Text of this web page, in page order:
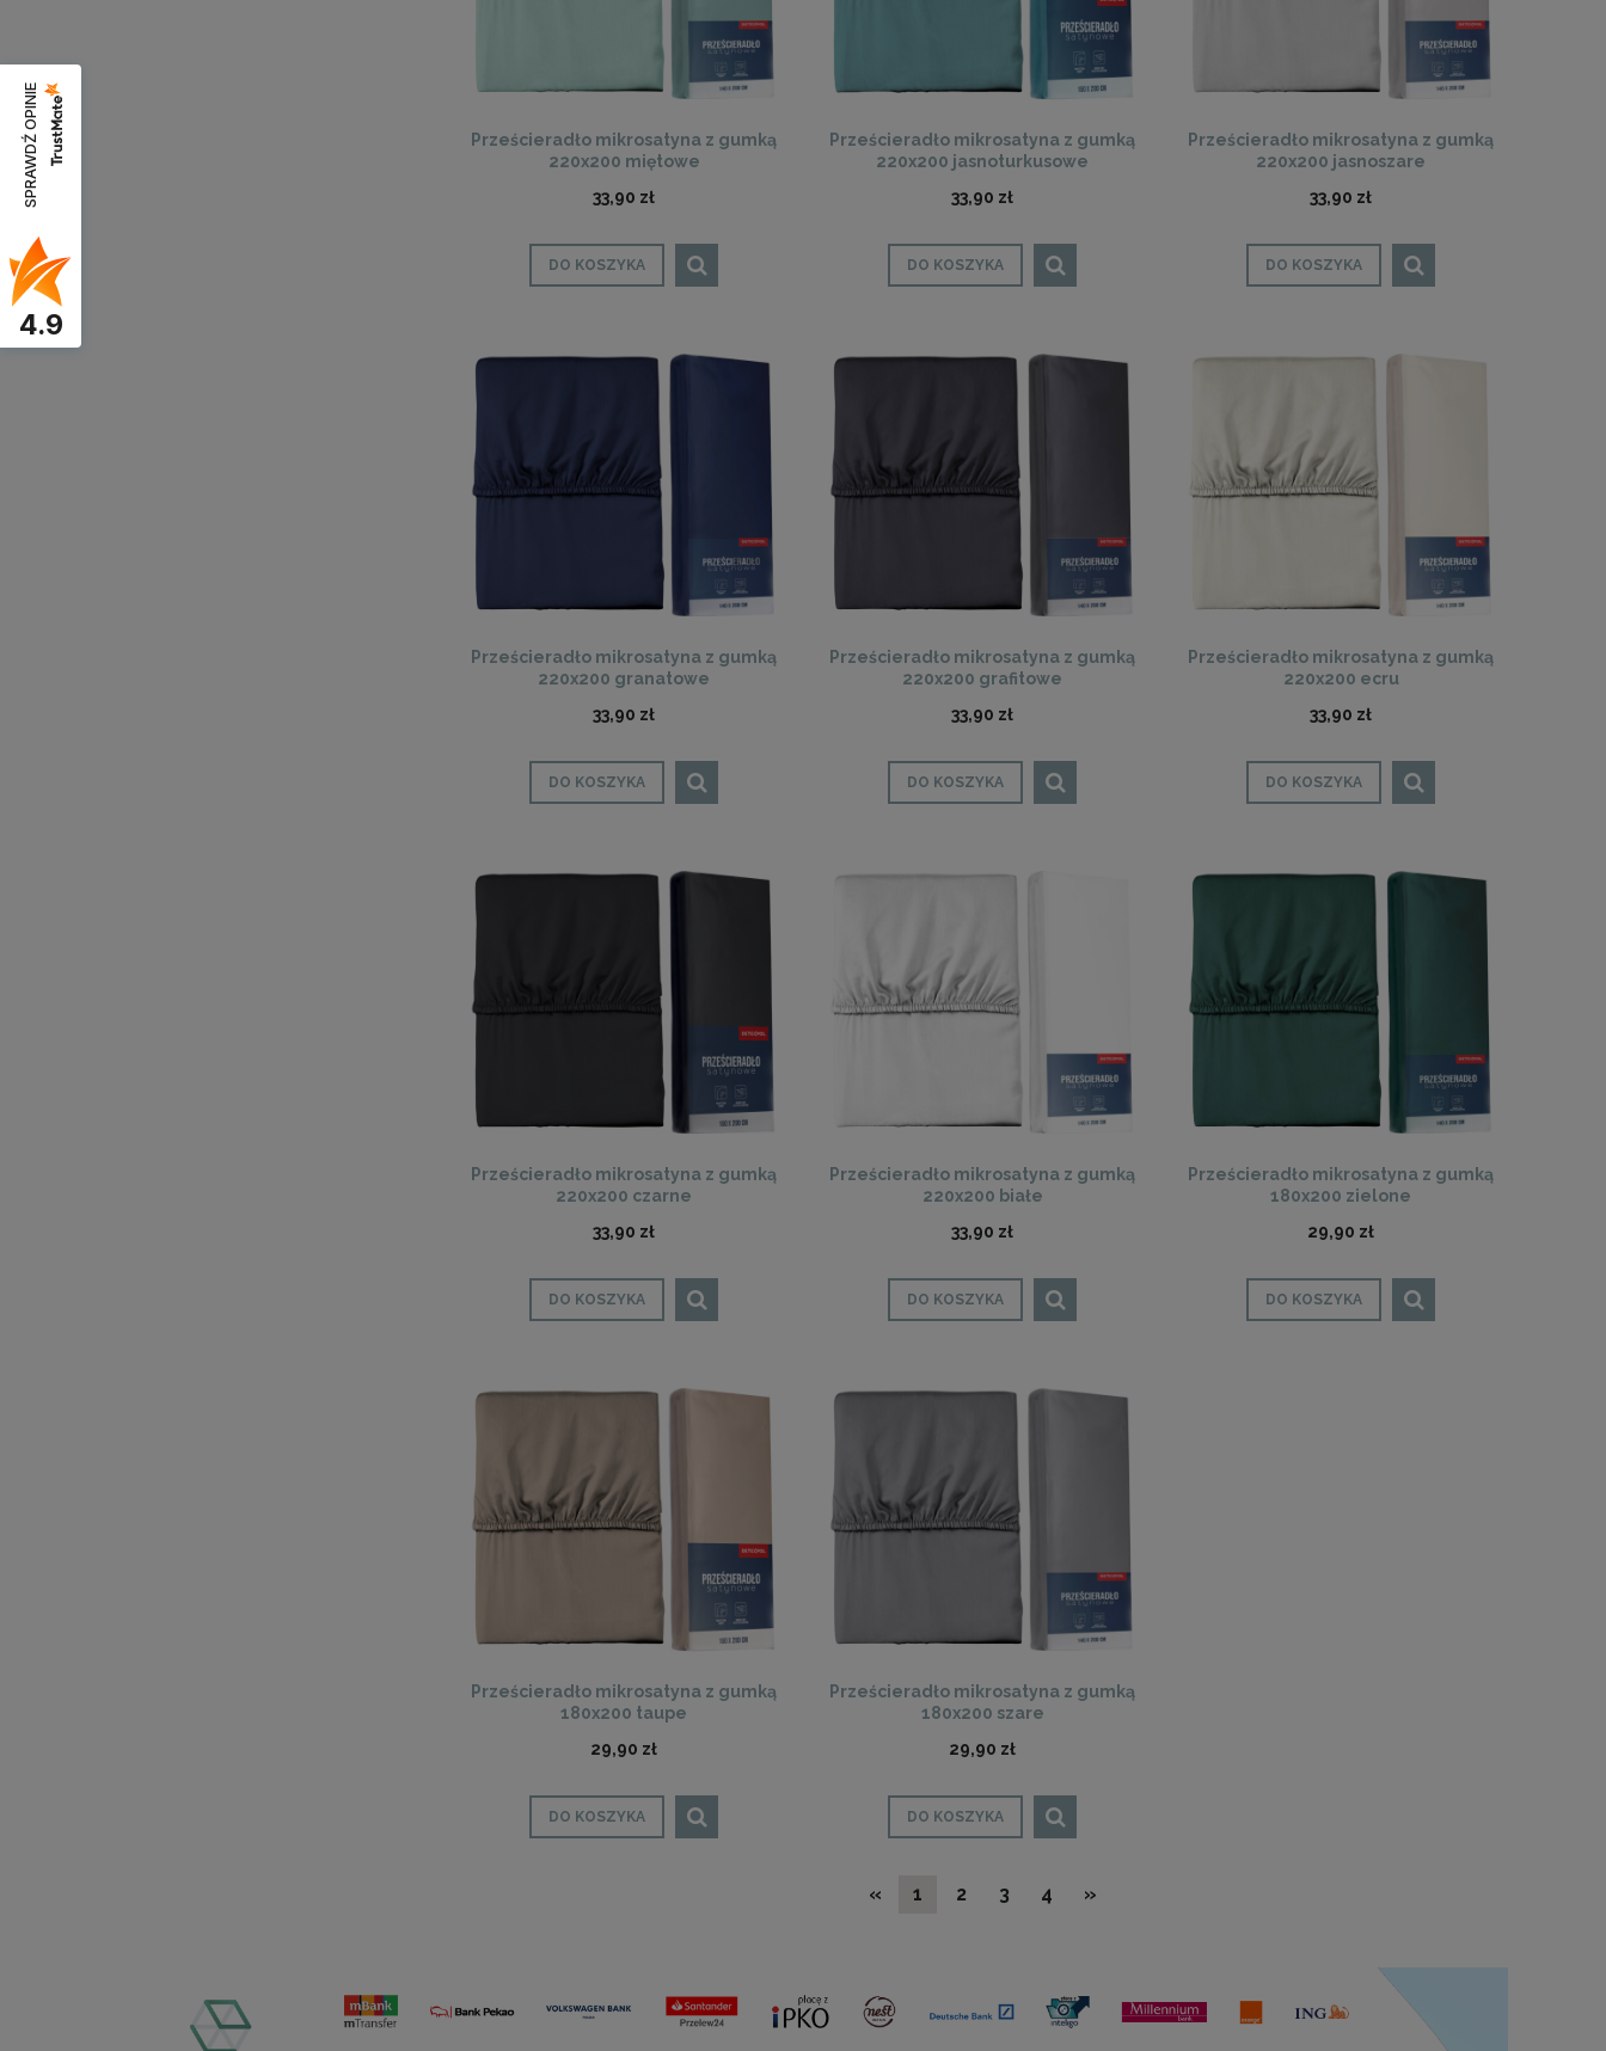
Prześcieradło mikrosatyna z gumką
220x200 miętowe
33,90 zł
DO KOSZYKA
Prześcieradło mikrosatyna z gumką
220x200 jasnoturkusowe
33,90 zł
DO KOSZYKA
Prześcieradło mikrosatyna z gumką
220x200 jasnoszare
33,90 zł
DO KOSZYKA
Prześcieradło mikrosatyna z gumką
220x200 granatowe
33,90 zł
DO KOSZYKA
Prześcieradło mikrosatyna z gumką
220x200 grafitowe
33,90 zł
DO KOSZYKA
Prześcieradło mikrosatyna z gumką
220x200 ecru
33,90 zł
DO KOSZYKA
Prześcieradło mikrosatyna z gumką
220x200 czarne
33,90 zł
DO KOSZYKA
Prześcieradło mikrosatyna z gumką
220x200 białe
33,90 zł
DO KOSZYKA
Prześcieradło mikrosatyna z gumką
180x200 zielone
29,90 zł
DO KOSZYKA
Prześcieradło mikrosatyna z gumką
180x200 taupe
29,90 zł
DO KOSZYKA
Prześcieradło mikrosatyna z gumką
180x200 szare
29,90 zł
DO KOSZYKA
« 1 2 3 4 »
SPRAWDŹ OPINIE
4.9